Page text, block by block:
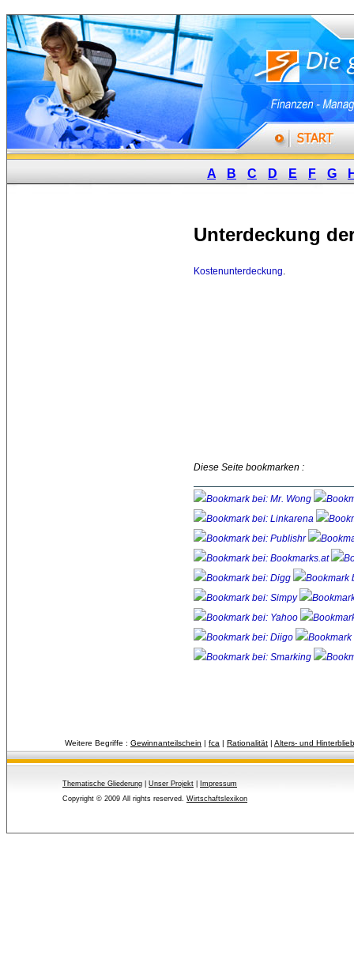
A B C D E F G
Unterdeckung
Kostenunterdeckung.
Diese Seite bookmarken :
Weitere Begriffe : Gewinnanteilschein | fca | Rationalität | Alters- und
Thematische Gliederung Unser Projekt
Impressum
Copyright © 2009 All rights reserved. Wirtschaftslexikon